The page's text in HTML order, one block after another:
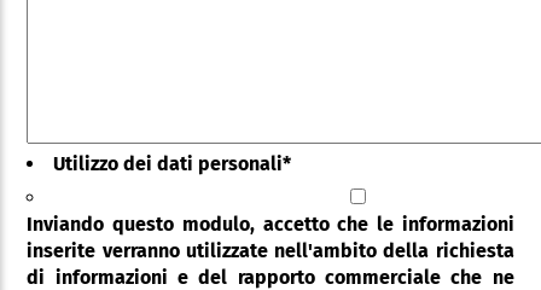
Utilizzo dei dati personali*
Inviando questo modulo, accetto che le informazioni
inserite verranno utilizzate nell'ambito della richiesta
di informazioni e del rapporto commerciale che ne